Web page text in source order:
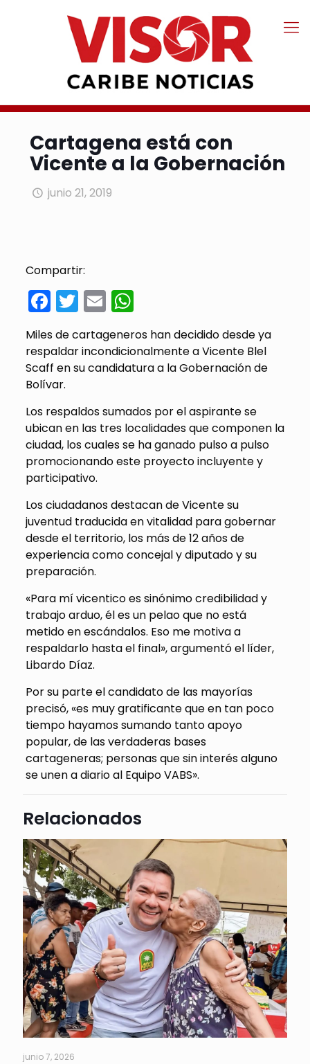
Cartagena está con
Vicente a la Gobernación
junio 21, 2019
Compartir:
Facebook
Twitter
EmailWhatsApp
Miles de cartageneros han decidido desde ya
respaldar incondicionalmente a Vicente Blel
Scaff en su candidatura a la Gobernación de
Bolívar.
Los respaldos sumados por el aspirante se
ubican en las tres localidades que componen la
ciudad, los cuales se ha ganado pulso a pulso
promocionando este proyecto incluyente y
participativo.
Los ciudadanos destacan de Vicente su
juventud traducida en vitalidad para gobernar
desde el territorio, los más de 12 años de
experiencia como concejal y diputado y su
preparación.
«Para mí vicentico es sinónimo credibilidad y
trabajo arduo, él es un pelao que no está
metido en escándalos. Eso me motiva a
respaldarlo hasta el final», argumentó el líder,
Libardo Díaz.
Por su parte el candidato de las mayorías
precisó, «es muy gratificante que en tan poco
tiempo hayamos sumando tanto apoyo
popular, de las verdaderas bases
cartageneras; personas que sin interés alguno
se unen a diario al Equipo VABS».
Relacionados
junio 7, 2026